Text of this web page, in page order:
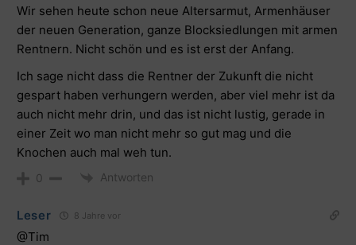
Wir sehen heute schon neue Altersarmut, Armenhäuser
der neuen Generation, ganze Blocksiedlungen mit armen
Rentnern. Nicht schön und es ist erst der Anfang.
Ich sage nicht dass die Rentner der Zukunft die nicht
gespart haben verhungern werden, aber viel mehr ist da
auch nicht mehr drin, und das ist nicht lustig, gerade in
einer Zeit wo man nicht mehr so gut mag und die
Knochen auch mal weh tun.
0 Antworten
Leser 8 Jahre vor
@Tim